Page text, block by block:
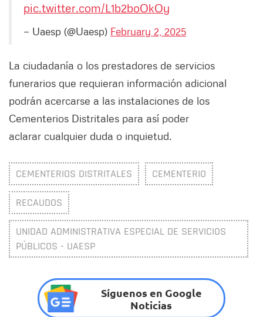
pic.twitter.com/L1b2boOkOy
— Uaesp (@Uaesp) February 2, 2025
La ciudadanía o los prestadores de servicios
funerarios que requieran información adicional
podrán acercarse a las instalaciones de los
Cementerios Distritales para así poder
aclarar cualquier duda o inquietud.
CEMENTERIOS DISTRITALES CEMENTERIO
RECAUDOS
UNIDAD ADMINISTRATIVA ESPECIAL DE SERVICIOS
PÚBLICOS - UAESP
Síguenos en Google
Noticias